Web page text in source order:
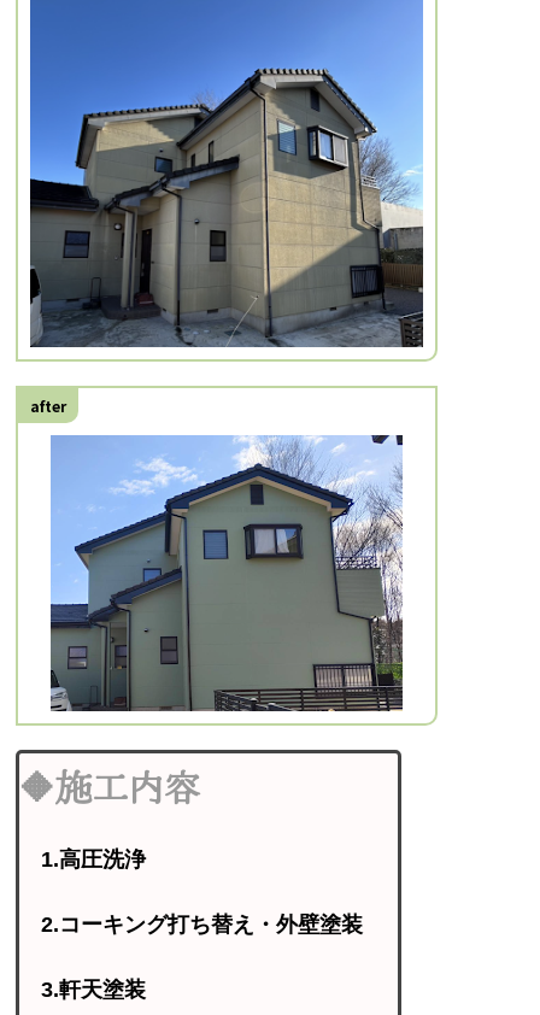
after
🔶施工内容
1.高圧洗浄
2.コーキング打ち替え・外壁塗装
3.軒天塗装